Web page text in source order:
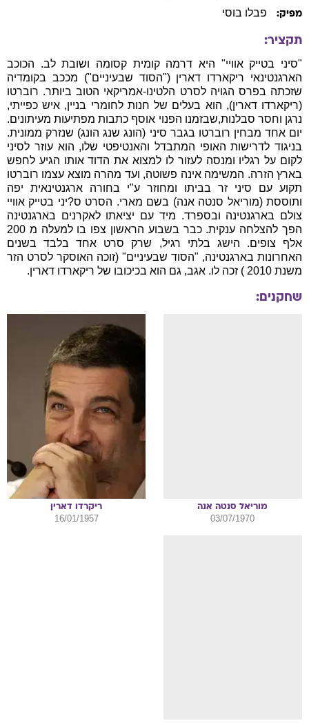
מפיק: פבלו בוסי
תקציר:
"סיני בטייק אוויי" היא דרמה קומית קסומה ושובת לב. הכוכב
הארגנטינאי ריקארדו דארין ("הסוד שבעיניים") מככב בקומדיה
שזכתה בפרס הגויה לסרט הלטינו-אמריקאי הטוב ביותר. רוברטו
(ריקארדו דארין), הוא בעלים של חנות לחומרי בניין, איש כפייתי,
נרגן וחסר סבלנות,שבזמנו הפנוי אוסף כתבות מפתיעות מעיתונים.
יום אחד מבחין רוברטו בגבר סיני (הונג שנג הונג) שנזרק ממונית.
בניגוד לדרישות האופי המתבדל והאנטיפטי שלו, הוא עוזר לסיני
לקום על רגליו ומנסה לעזור לו למצוא את הדוד אותו הגיע לחפש
בארץ הזרה. המשימה אינה פשוטה, ועד מהרה מוצא עצמו רוברטו
תקוע עם סיני זר בביתו ומחוזר ע"י בחורה ארגנטינאית יפה
ותוססת (מוריאל סנטה אנה) בשם מארי. הסרט ס?יני בטייק אוויי
צולם בארגנטינה ובספרד. מיד עם יציאתו לאקרנים בארגנטינה
הפך להצלחה ענקית. כבר בשבוע הראשון צפו בו למעלה מ 200
אלף צופים. הישג בלתי רגיל, שרק סרט אחד בלבד בשנים
האחרונות בארגנטינה, "הסוד שבעיניים" (זוכה האוסקר לסרט הזר
משנת 2010 ) זכה לו. אגב, גם הוא בכיכובו של ריקארדו דארין.
שחקנים:
מוריאל סנטה אנה
03/07/1970
ריקרדו דארין
16/01/1957